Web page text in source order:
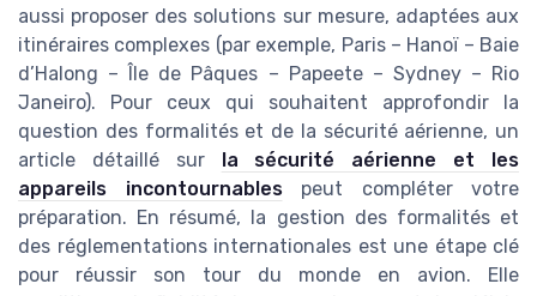
aussi proposer des solutions sur mesure, adaptées aux
itinéraires complexes (par exemple, Paris – Hanoï – Baie
d’Halong – Île de Pâques – Papeete – Sydney – Rio
Janeiro). Pour ceux qui souhaitent approfondir la
question des formalités et de la sécurité aérienne, un
article détaillé sur la sécurité aérienne et les
appareils incontournablespeut compléter votre
préparation. En résumé, la gestion des formalités et
des réglementations internationales est une étape clé
pour réussir son tour du monde en avion. Elle